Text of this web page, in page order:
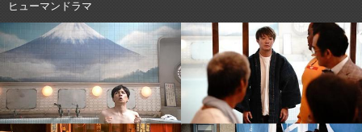
ヒューマンドラマ